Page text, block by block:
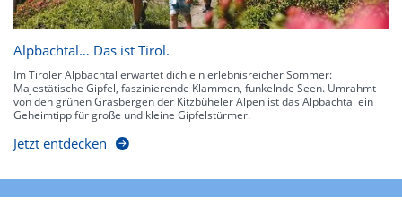
Alpbachtal… Das ist Tirol.
Im Tiroler Alpbachtal erwartet dich ein erlebnisreicher Sommer:
Majestätische Gipfel, faszinierende Klammen, funkelnde Seen. Umrahmt
von den grünen Grasbergen der Kitzbüheler Alpen ist das Alpbachtal ein
Geheimtipp für große und kleine Gipfelstürmer.
Jetzt entdecken